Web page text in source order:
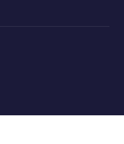
Swedish Scaleups